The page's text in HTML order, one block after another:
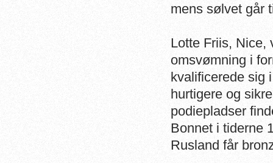
mens sølvet går
Lotte Friis, Nice,
omsvømning i
kvalificerede sig
hurtigere og
podiepladser
Bonnet i tiderne
Rusland får